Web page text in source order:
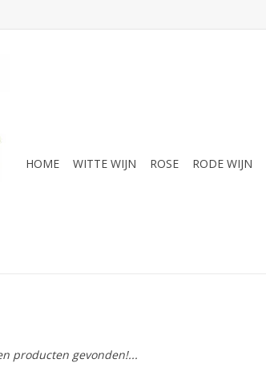
HOME WITTE WIJN ROSE RODE WIJN
producten gevonden!...